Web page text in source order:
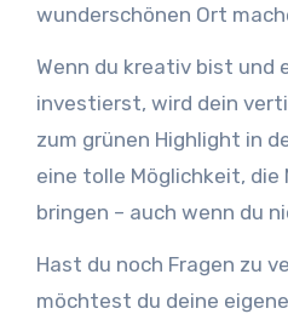
wunderschönen Ort
Wenn du kreativ bist und
investierst, wird dein
zum grünen Highlight in
eine tolle Möglichkeit, die
bringen – auch wenn du
Hast du noch Fragen zu
möchtest du deine